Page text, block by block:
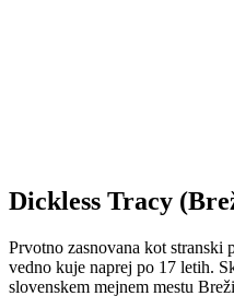
Dickless Tracy
Prvotno zasnovana kot stranski
vedno kuje naprej po 17 letih.
slovenskem mejnem mestu